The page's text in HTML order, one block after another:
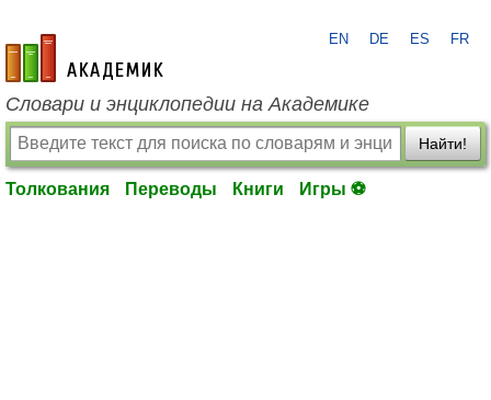
academic.ru
EN DE ES FR
Словари и энциклопедии на Академике
Найти!
Толкования Переводы Книги Игры ⚽